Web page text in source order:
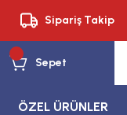
Sipariş Takip
Sepet
ÖZEL ÜRÜNLER